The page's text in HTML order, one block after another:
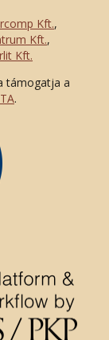
Kft.,
Kft.,
Kft.
támogatja a
.